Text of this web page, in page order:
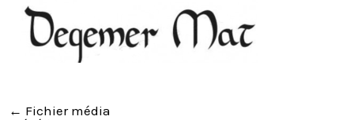
← Fichier média